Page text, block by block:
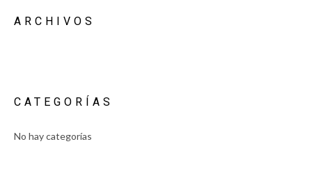
ARCHIVOS
CATEGORÍAS
No hay categorías